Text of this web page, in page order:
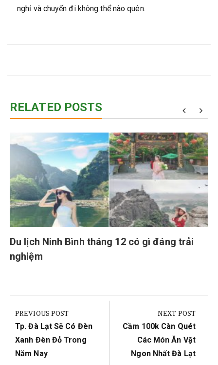
nghỉ và chuyến đi không thể nào quên.
RELATED POSTS
Du lịch Ninh Bình tháng 12 có gì đáng trải
nghiệm
hướng
bài
viết
PREVIOUS POST
Previous
Post:
Tp. Đà Lạt Sẽ Có Đèn
Xanh Đèn Đỏ Trong
Năm Nay
NEXT POST
Next
Post:
Cầm 100k Càn Quét
Các Món Ăn Vặt
Ngon Nhất Đà Lạt